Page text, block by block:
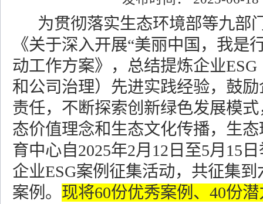
为贯彻落实生态环境部等九部
《关于深入开展“美丽中国，我是
动工作方案》，总结提炼企业ESG
和公司治理）先进实践经验，鼓
责任，不断探索创新绿色发展模
态价值理念和生态文化传播，生
育中心自2025年2月 12 日至5月 15
企业ESG案例征集活动，共征集到
案例。 现将60份优秀案例、 40份